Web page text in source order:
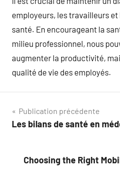
employeurs, les travailleurs
santé. En encourageant la
milieu professionnel, nous
augmenter la productivité,
qualité de vie des employés.
Navigation
de
Publication précédente
Les bilans de santé en
Choosing the Right